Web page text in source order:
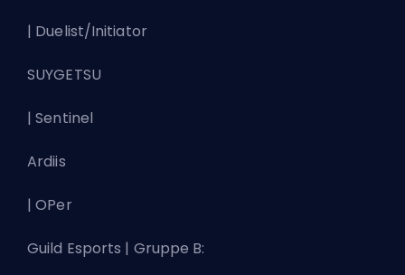
| Duelist/Initiator
SUYGETSU
| Sentinel
Ardiis
| OPer
Guild Esports | Gruppe B: